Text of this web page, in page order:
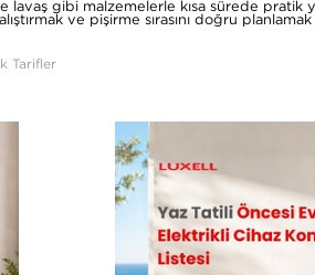
gibi malzemelerle kısa sürede pratik
ve pişirme sırasını doğru
Tarifler